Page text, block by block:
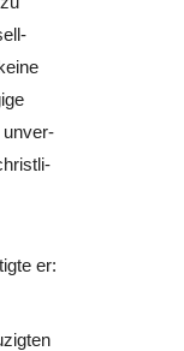
unver­
er: